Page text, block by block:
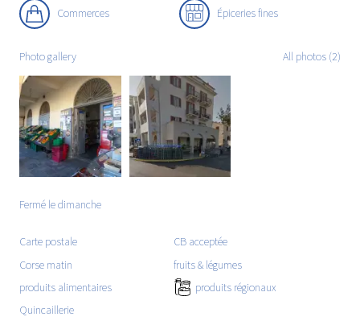
Commerces Épiceries fines
Photo gallery All photos (2)
Fermé le dimanche
Carte postale
CB acceptée
Corse matin
fruits & légumes
produits alimentaires
produits régionaux
Quincaillerie